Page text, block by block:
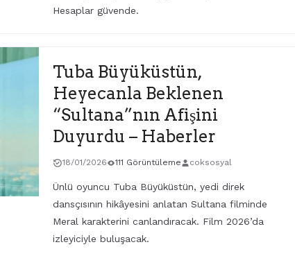
Hesaplar güvende.
Tuba Büyüküstün,
Heyecanla Beklenen
“Sultana”nın Afişini
Duyurdu – Haberler
18/01/2026 111 Görüntüleme coksosyal
Ünlü oyuncu Tuba Büyüküstün, yedi direk
dansçısının hikâyesini anlatan Sultana filminde
Meral karakterini canlandıracak. Film 2026’da
izleyiciyle buluşacak.